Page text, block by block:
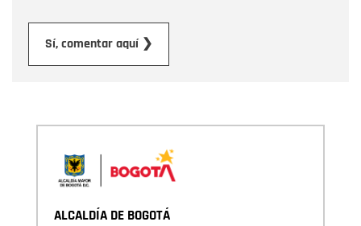
Sí, comentar aquí ❯
ALCALDÍA DE BOGOTÁ